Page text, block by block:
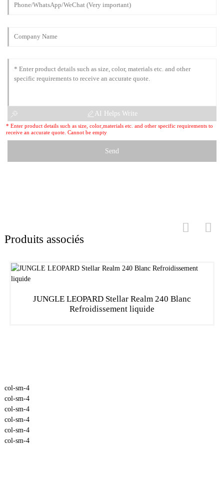
* Enter product details such as size, color,materials etc. and other specific requirements to
receive an accurate quote. Cannot be empty
AI Helps Write
Send
Produits associés
JUNGLE LEOPARD Stellar Realm 240 Blanc
Refroidissement liquide
col-sm-4
col-sm-4
col-sm-4
col-sm-4
col-sm-4
col-sm-4